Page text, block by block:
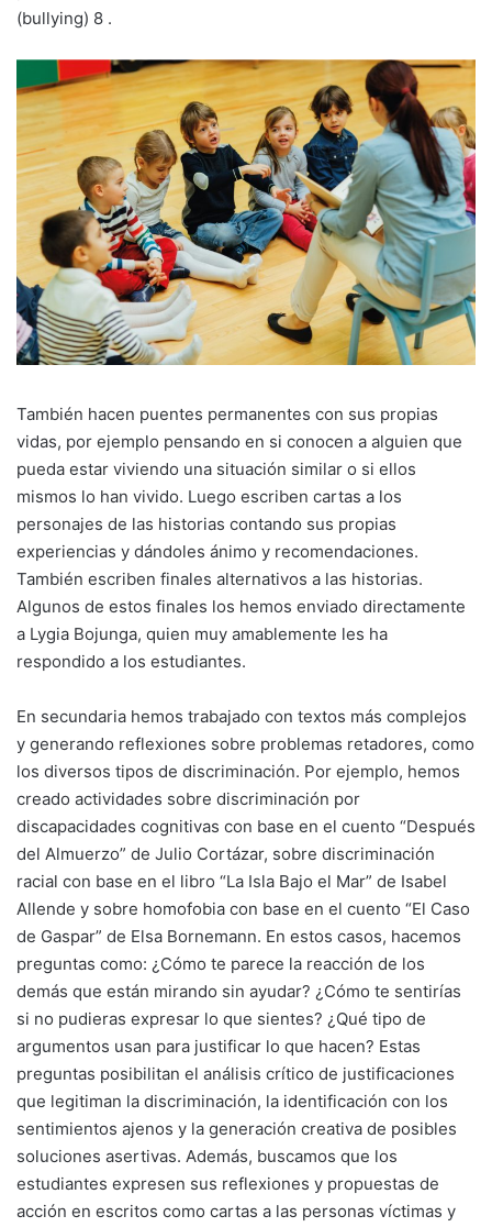
(bullying) 8 .
También hacen puentes permanentes con sus propias
vidas, por ejemplo pensando en si conocen a alguien que
pueda estar viviendo una situación similar o si ellos
mismos lo han vivido. Luego escriben cartas a los
personajes de las historias contando sus propias
experiencias y dándoles ánimo y recomendaciones.
También escriben finales alternativos a las historias.
Algunos de estos finales los hemos enviado directamente
a Lygia Bojunga, quien muy amablemente les ha
respondido a los estudiantes.
En secundaria hemos trabajado con textos más complejos
y generando reflexiones sobre problemas retadores, como
los diversos tipos de discriminación. Por ejemplo, hemos
creado actividades sobre discriminación por
discapacidades cognitivas con base en el cuento “Después
del Almuerzo” de Julio Cortázar, sobre discriminación
racial con base en el libro “La Isla Bajo el Mar” de Isabel
Allende y sobre homofobia con base en el cuento “El Caso
de Gaspar” de Elsa Bornemann. En estos casos, hacemos
preguntas como: ¿Cómo te parece la reacción de los
demás que están mirando sin ayudar? ¿Cómo te sentirías
si no pudieras expresar lo que sientes? ¿Qué tipo de
argumentos usan para justificar lo que hacen? Estas
preguntas posibilitan el análisis crítico de justificaciones
que legitiman la discriminación, la identificación con los
sentimientos ajenos y la generación creativa de posibles
soluciones asertivas. Además, buscamos que los
estudiantes expresen sus reflexiones y propuestas de
acción en escritos como cartas a las personas víctimas y